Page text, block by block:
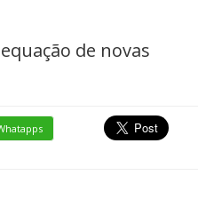
de novas